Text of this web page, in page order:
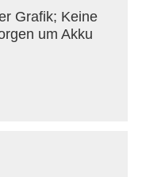
Grafik; Keine
um Akku